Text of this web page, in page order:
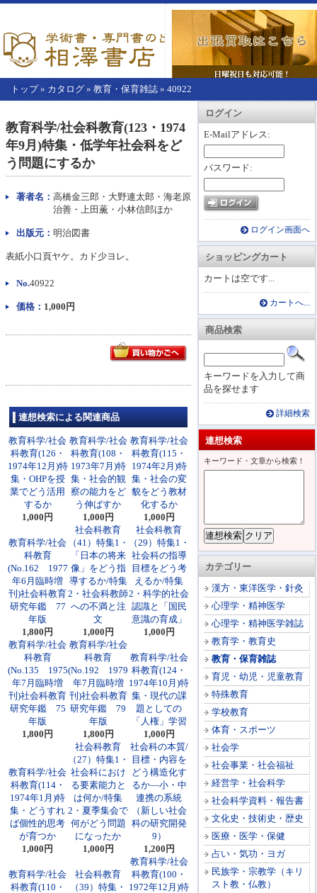
トップ» カタログ » 教育・保育雑誌 » 40922
カートを見る
ログイン
E-Mailアドレス:
パスワード:
ログイン画面へ
ショッピングカート
カートは空です...
カートへ...
商品検索
キーワードを入力して商
品を探せます
詳細検索
連想検索
キーワード・文章から検索！
カテゴリー
漢方・東洋医学・針灸
心理学・精神医学
心理学・精神医学雑誌
教育学・教育史
教育・保育雑誌
育児・幼児・児童教育
特殊教育
学校教育
体育・スポーツ
社会学
社会事業・社会福祉
経営学・社会科学
社会科学資料・報告書
文化史・技術史・歴史
医療・医学・保健
占い・気功・ヨガ
民族学・宗教学（キリ
スト教・仏教）
こ
か
ら
本
文】
教育科学/社会科教育(123・1974
年9月)特集・低学年社会科をど
う問題にするか
著者名： 高橋金三郎・大野連太郎・海老原
治善・上田薫・小林信郎ほか
出版元： 明治図書
表紙小口頁ヤケ。カド少ヨレ。
No.40922
価格： 1,000円
連想検索による関連商品
教育科学/社会
科教育(126・
1974年12月)特
集・OHPを授
業でどう活用
するか
1,000円
教育科学/社会
科教育(108・
1973年7月)特
集・社会的観
察の能力をど
う伸ばすか
1,000円
教育科学/社会
科教育(115・
1974年2月)特
集・社会の変
貌をどう教材
化するか
1,000円
教育科学/社会
科教育
(No.162 1977
年6月臨時増
刊)社会科教育
研究年鑑 77
年版
1,800円
社会科教育
（41）特集1・
「日本の将来
像」をどう指
導するか/特集
2・社会科教師
への不満と注
文
1,000円
社会科教育
（29）特集1・
社会科の指導
目標をどう考
えるか/特集
2・科学的社会
認識と「国民
意識の育成」
1,000円
教育科学/社会
科教育
(No.135 1975
年7月臨時増
刊)社会科教育
研究年鑑 75
年版
1,800円
教育科学/社会
科教育
(No.192 1979
年7月臨時増
刊)社会科教育
研究年鑑 79
年版
1,800円
教育科学/社会
科教育(124・
1974年10月)特
集・現代の課
題としての
「人権」学習
1,000円
教育科学/社会
科教育(114・
1974年1月)特
集・どうすれ
ば個性的思考
が育つか
1,000円
社会科教育
（27）特集1・
社会科におけ
る要素能力と
は何か/特集
2・夏季集会で
何がどう問題
になったか
1,000円
社会科の本質/
目標・内容を
どう構造化す
るか―小・中
連携の系統
（新しい社会
科の研究開発
9）
1,200円
教育科学/社会
科教育(110・
社会科教育
（39）特集・
教育科学/社会
科教育(100・
1972年12月)特